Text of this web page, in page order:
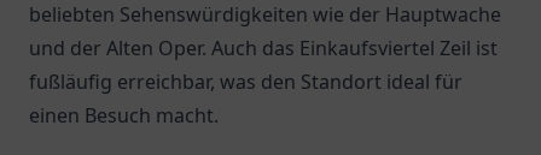
beliebten Sehenswürdigkeiten wie der Hauptwache
und der Alten Oper. Auch das Einkaufsviertel Zeil ist
fußläufig erreichbar, was den Standort ideal für
einen Besuch macht.